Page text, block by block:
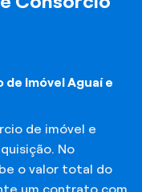
Imóvel Aguaí e
de imóvel e
No
o valor total do